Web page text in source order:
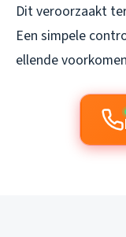
Dit veroorzaakt
Een simpele
ellende